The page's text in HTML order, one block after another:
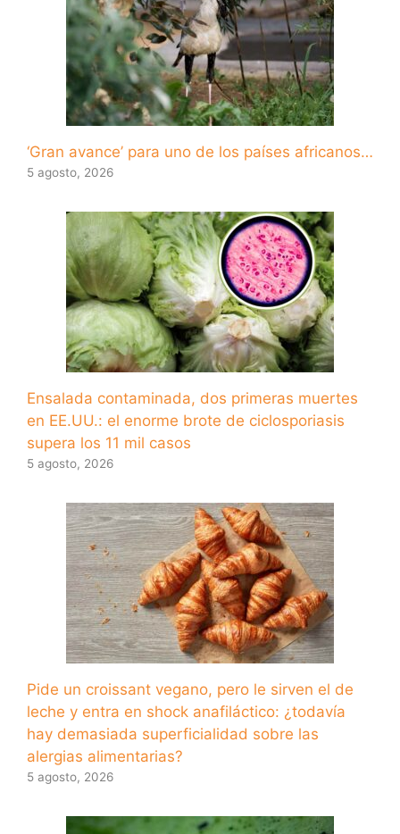
‘Gran avance’ para uno de los países africanos…
5 agosto, 2026
Ensalada contaminada, dos primeras muertes
en EE.UU.: el enorme brote de ciclosporiasis
supera los 11 mil casos
5 agosto, 2026
Pide un croissant vegano, pero le sirven el de
leche y entra en shock anafiláctico: ¿todavía
hay demasiada superficialidad sobre las
alergias alimentarias?
5 agosto, 2026